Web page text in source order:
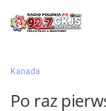
Kanada
Po raz